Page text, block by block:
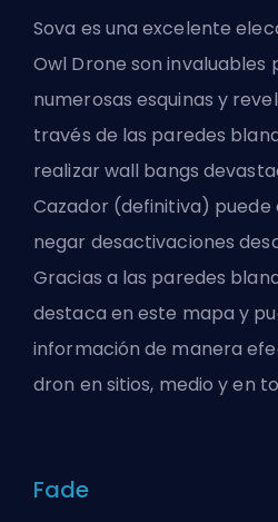
Sova es una excelente
Owl Drone son invaluables
numerosas esquinas y
través de las paredes
realizar wall bangs
Cazador (definitiva) puede
negar desactivaciones
Gracias a las paredes
destaca en este mapa y
información de manera
dron en sitios, medio y en
Fade